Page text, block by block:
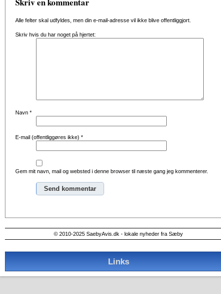
Alle felter skal udfyldes, men din e-mail-adresse vil ikke blive offentliggjort.
Skriv hvis du har noget på hjertet:
Navn *
E-mail (offentliggøres ikke) *
Gem mit navn, mail og websted i denne browser til næste gang jeg kommenterer.
© 2010-2025 SaebyAvis.dk - lokale nyheder fra Sæby
Links